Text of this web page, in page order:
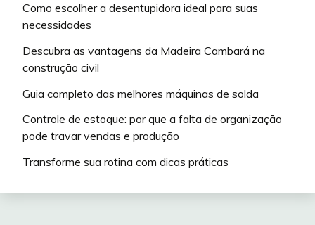
Como escolher a desentupidora ideal para suas
necessidades
Descubra as vantagens da Madeira Cambará na
construção civil
Guia completo das melhores máquinas de solda
Controle de estoque: por que a falta de organização
pode travar vendas e produção
Transforme sua rotina com dicas práticas